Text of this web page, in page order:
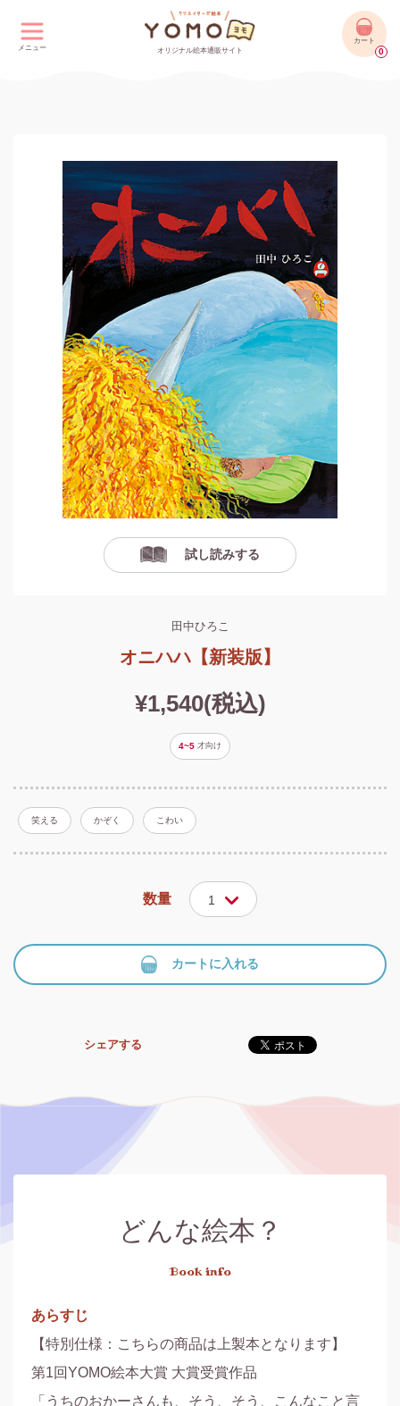
メニュー オリジナル絵本通販サイト
カート
0
試し読みする
田中ひろこ
オニハハ【新装版】
¥1,540(税込)
4~5 才向け
笑える かぞく こわい
数量 1
カートに入れる
シェアする
どんな絵本？
Book info
あらすじ
【特別仕様：こちらの商品は上製本となります】
第1回YOMO絵本大賞 大賞受賞作品
「うちのおかーさんも、そう、そう、こんなこと言